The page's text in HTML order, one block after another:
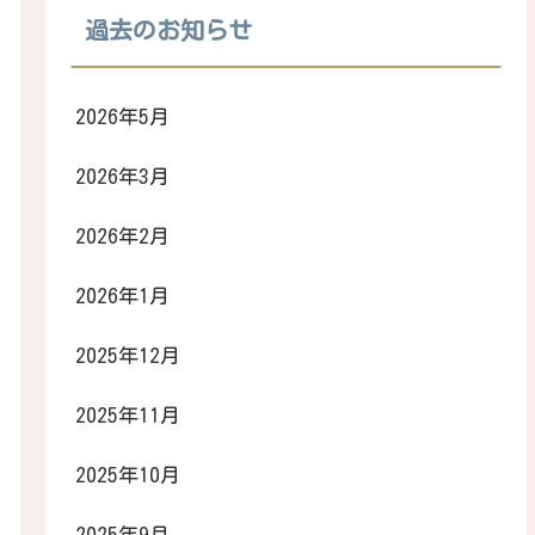
過去のお知らせ
2026年5月
2026年3月
2026年2月
2026年1月
2025年12月
2025年11月
2025年10月